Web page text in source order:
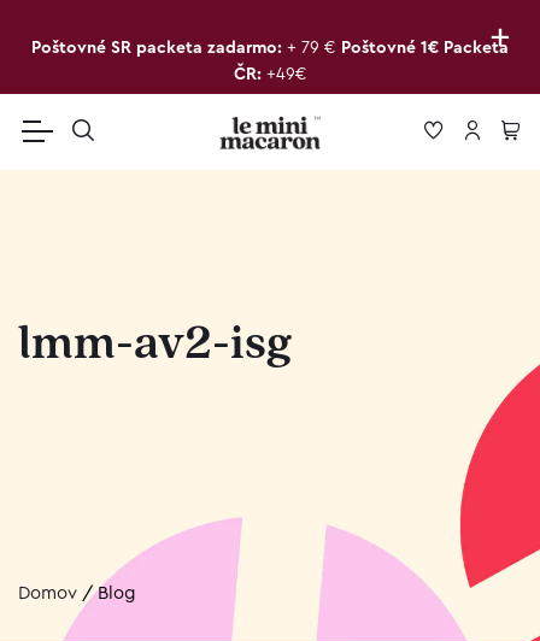
+
Poštovné SR packeta zadarmo: + 79 € Poštovné 1€ Packeta
ČR: +49€
lmm-av2-isg
Domov /Blog